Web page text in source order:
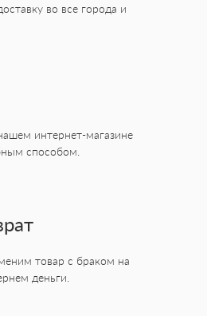
во все города и
интернет-магазине
способом.
товар с браком на
деньги.